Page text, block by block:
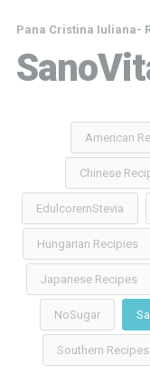
Pana Cristina Iuliana-
American
Chinese
EdulcoremStevia
Hungarian Recipies
Japanese Recipes
NoSugar
Southern Recipes